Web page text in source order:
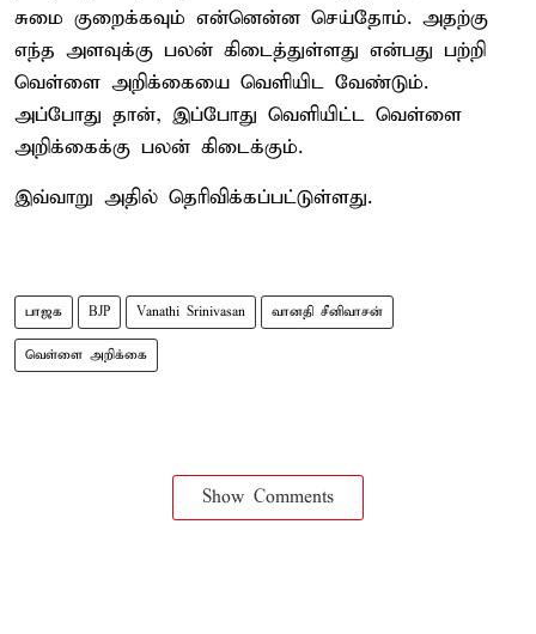
சுமை குறைக்கவும் என்னென்ன செய்தோம். அதற்கு
எந்த அளவுக்கு பலன் கிடைத்துள்ளது என்பது பற்றி
வெள்ளை அறிக்கையை வெளியிட வேண்டும்.
அப்போது தான், இப்போது வெளியிட்ட வெள்ளை
அறிக்கைக்கு பலன் கிடைக்கும்.
இவ்வாறு அதில் தெரிவிக்கப்பட்டுள்ளது.
பாஜக BJP Vanathi Srinivasan வானதி சீனிவாசன்
வெள்ளை அறிக்கை
Show Comments